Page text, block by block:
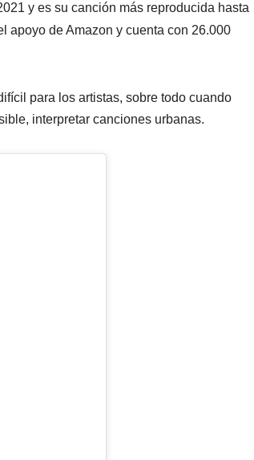
y es su canción más reproducida hasta
apoyo de Amazon y cuenta con 26.000
para los artistas, sobre todo cuando
interpretar canciones urbanas.